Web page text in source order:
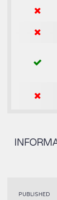
PUBLISHED